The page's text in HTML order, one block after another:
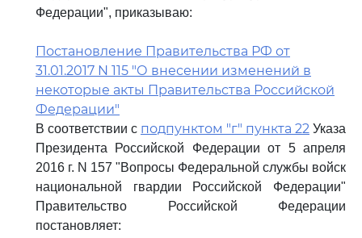
Федерации", приказываю:
Постановление Правительства РФ от
31.01.2017 N 115 "О внесении изменений в
некоторые акты Правительства Российской
Федерации"
В соответствии с подпунктом "г" пункта 22 Указа
Президента Российской Федерации от 5 апреля
2016 г. N 157 "Вопросы Федеральной службы войск
национальной гвардии Российской Федерации"
Правительство Российской Федерации
постановляет: